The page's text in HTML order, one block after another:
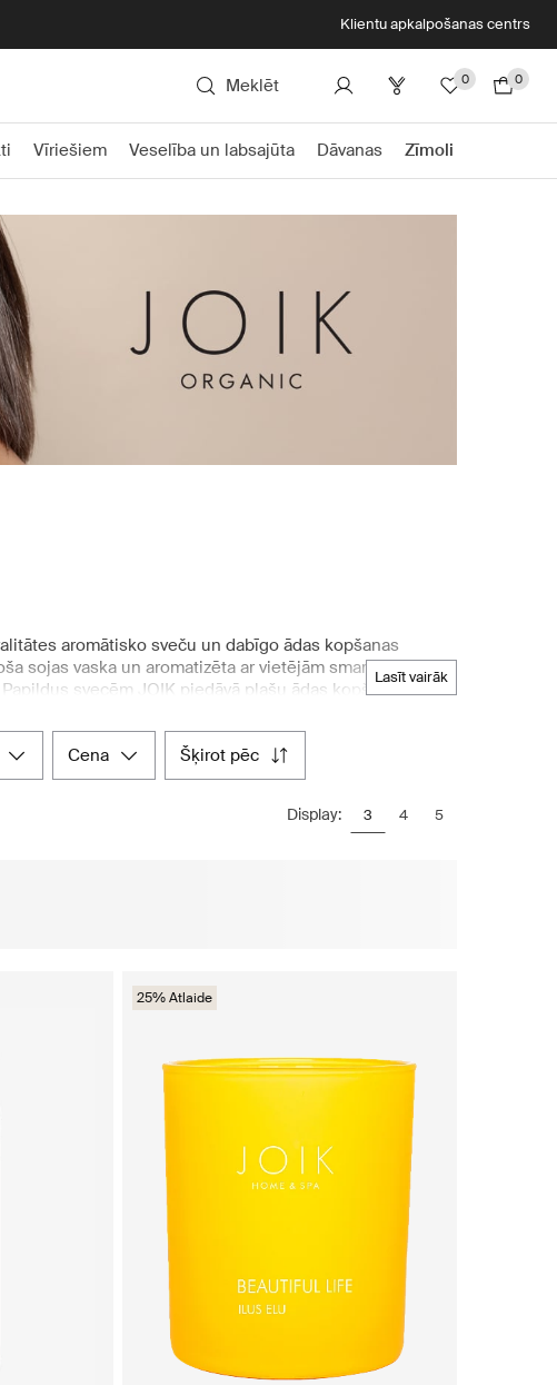
Klientu apkalpošanas centrs
Meklēt 0 0
Vīriešiem Veselība un labsajūta Dāvanas Zīmoli
lasīt vairāk
aromātisko sveču un dabīgo ādas kopšanas
sojas vaska un aromatizēta ar vietējām smaržvielām,
svecēm JOIK piedāvā plašu ādas kopšanas
lietošanā. Turklāt JOIK pilnībā kontrolē ražošanas
vairāk par JOIK ražošanu, iepirkšanās vietnē
populārākās JOIK sveces un ādas kopšanas
cena šķirot pēc
Display: 3 4 5
25% Atlaide